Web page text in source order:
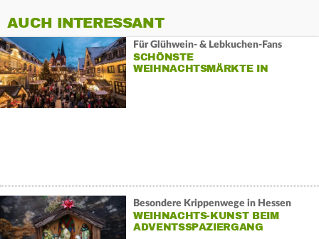
AUCH INTERESSANT
Für Glühwein- & Lebkuchen-Fans
SCHÖNSTE
WEIHNACHTSMÄRKTE IN
Besondere Krippenwege in Hessen
WEIHNACHTS-KUNST BEIM
ADVENTSSPAZIERGANG